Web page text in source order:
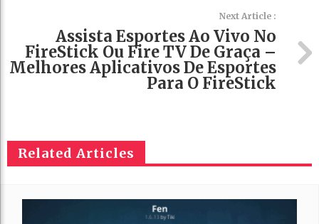
Next Article :
Assista Esportes Ao Vivo No
FireStick Ou Fire TV De Graça –
Melhores Aplicativos De Esportes
Para O FireStick
Related Articles